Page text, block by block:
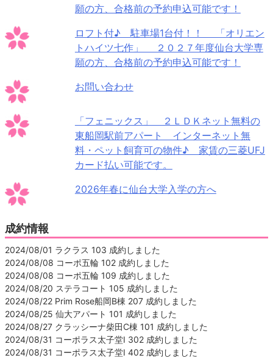
願の方、合格前の予約申込可能です！
ロフト付♪ 駐車場1台付！！ 「オリエン
トハイツ七作」 ２０２７年度仙台大学専
願の方、合格前の予約申込可能です！
お問い合わせ
「フェニックス」 ２ＬＤＫネット無料の
東船岡駅前アパート インターネット無
料・ペット飼育可の物件♪ 家賃の三菱UFJ
カード払い可能です。
2026年春に仙台大学入学の方へ
成約情報
2024/08/01 ラクラス 103 成約しました
2024/08/08 コーポ五輪 102 成約しました
2024/08/08 コーポ五輪 109 成約しました
2024/08/20 ステラコート 105 成約しました
2024/08/22 Prim Rose船岡B棟 207 成約しました
2024/08/25 仙大アパート 101 成約しました
2024/08/27 クラッシーナ柴田C棟 101 成約しました
2024/08/31 コーポラス太子堂Ⅰ 302 成約しました
2024/08/31 コーポラス太子堂Ⅰ 402 成約しました